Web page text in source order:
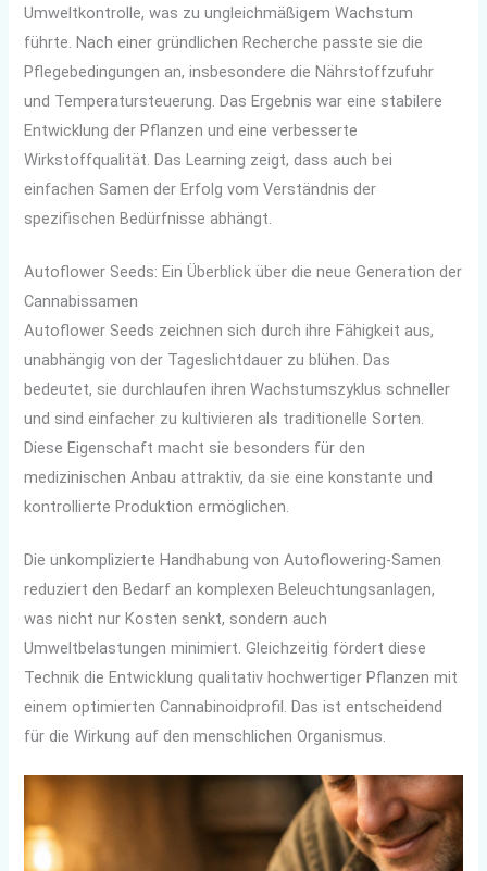
Umweltkontrolle, was zu ungleichmäßigem Wachstum
führte. Nach einer gründlichen Recherche passte sie die
Pflegebedingungen an, insbesondere die Nährstoffzufuhr
und Temperatursteuerung. Das Ergebnis war eine stabilere
Entwicklung der Pflanzen und eine verbesserte
Wirkstoffqualität. Das Learning zeigt, dass auch bei
einfachen Samen der Erfolg vom Verständnis der
spezifischen Bedürfnisse abhängt.
Autoflower Seeds: Ein Überblick über die neue Generation der
Cannabissamen
Autoflower Seeds zeichnen sich durch ihre Fähigkeit aus,
unabhängig von der Tageslichtdauer zu blühen. Das
bedeutet, sie durchlaufen ihren Wachstumszyklus schneller
und sind einfacher zu kultivieren als traditionelle Sorten.
Diese Eigenschaft macht sie besonders für den
medizinischen Anbau attraktiv, da sie eine konstante und
kontrollierte Produktion ermöglichen.
Die unkomplizierte Handhabung von Autoflowering-Samen
reduziert den Bedarf an komplexen Beleuchtungsanlagen,
was nicht nur Kosten senkt, sondern auch
Umweltbelastungen minimiert. Gleichzeitig fördert diese
Technik die Entwicklung qualitativ hochwertiger Pflanzen mit
einem optimierten Cannabinoidprofil. Das ist entscheidend
für die Wirkung auf den menschlichen Organismus.